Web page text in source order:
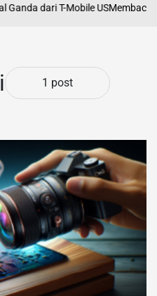
dari T-Mobile USMembaca
1 post